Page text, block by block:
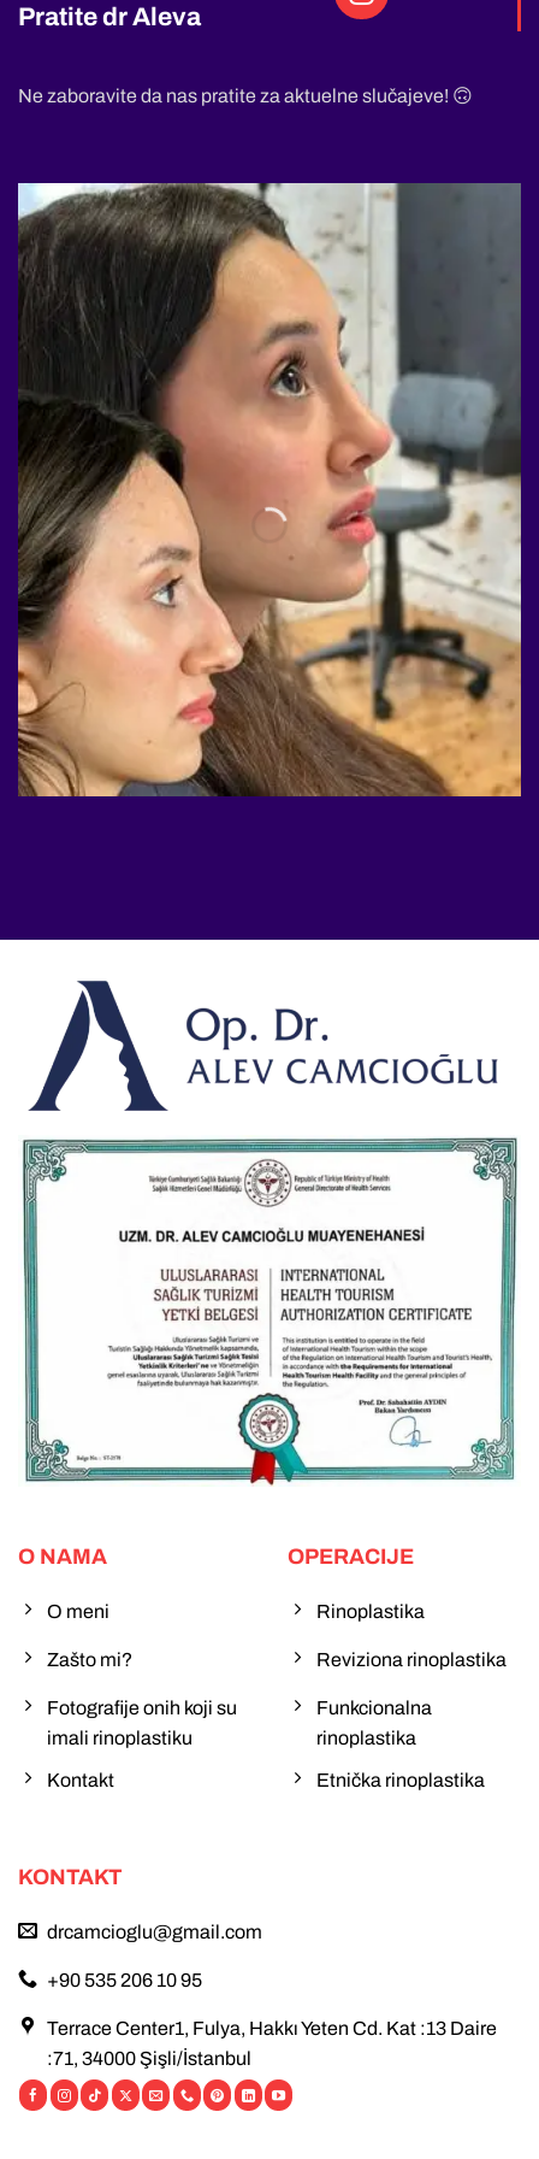
Pratite dr Aleva
Ne zaboravite da nas pratite za aktuelne slučajeve! 🙃
O NAMA
O meni
Zašto mi?
Fotografije onih koji su
imali rinoplastiku
Kontakt
OPERACIJE
Rinoplastika
Reviziona rinoplastika
Funkcionalna
rinoplastika
Etnička rinoplastika
KONTAKT
drcamcioglu@gmail.com
+90 535 206 10 95
Terrace Center1, Fulya, Hakkı Yeten Cd. Kat :13 Daire
:71, 34000 Şişli/İstanbul